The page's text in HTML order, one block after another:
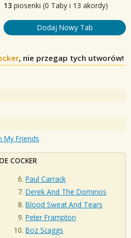
13 piosenki (0 Taby i 13 akordy)
Dodaj Nowy Tab
, nie przegap tych utworów!
My Friends
COCKER
Paul Carrack
Derek And The Dominos
Blood Sweat And Tears
Peter Frampton
Boz Scaggs